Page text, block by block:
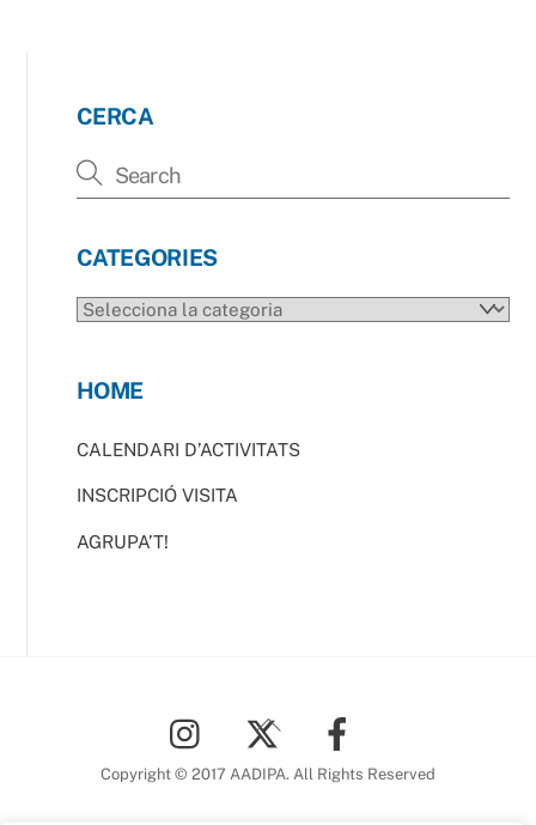
CERCA
CATEGORIES
CATEGORIES
HOME
CALENDARI D’ACTIVITATS
INSCRIPCIÓ VISITA
AGRUPA’T!
To
Top
Copyright © 2017 AADIPA. All Rights Reserved